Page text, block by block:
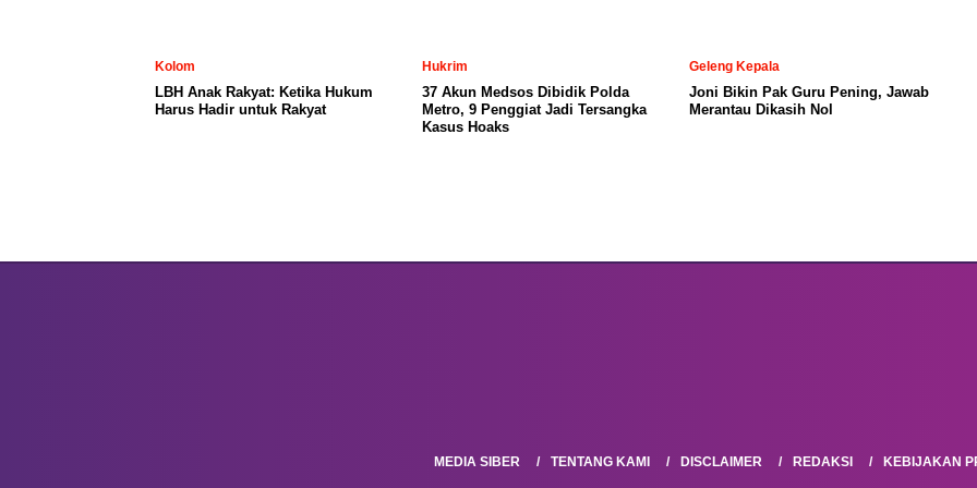
Kolom
LBH Anak Rakyat: Ketika Hukum
Harus Hadir untuk Rakyat
Hukrim
37 Akun Medsos Dibidik Polda
Metro, 9 Penggiat Jadi Tersangka
Kasus Hoaks
Geleng Kepala
Joni Bikin Pak Guru Pening, Jawab
Merantau Dikasih Nol
MEDIA SIBER TENTANG KAMI DISCLAIMER REDAKSI KEBIJAKAN